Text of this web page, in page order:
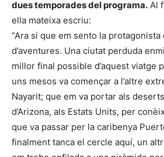
dues temporades del programa. Al
ella mateixa escriu:
“Ara sí que em sento la protagonista
d’aventures. Una ciutat perduda
millor final possible d’aquest viatge
uns mesos va començar a l’altre
Nayarit; que em va portar als
d’Arizona, als Estats Units, per
que va passar per la caribenya
finalment tanca el cercle aquí, un